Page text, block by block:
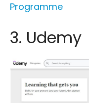
Programme
3. Udemy